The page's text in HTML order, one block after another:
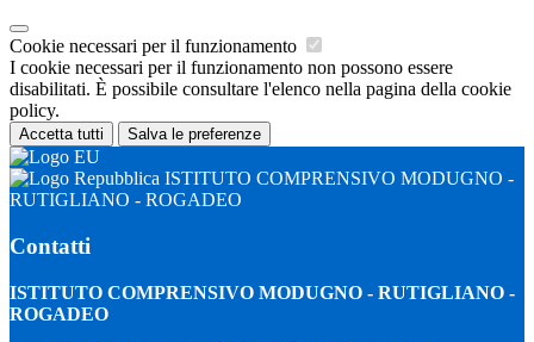
Cookie necessari per il funzionamento
I cookie necessari per il funzionamento non possono essere
disabilitati. È possibile consultare l'elenco nella pagina della cookie
policy.
Accetta tutti Salva le preferenze
ISTITUTO COMPRENSIVO MODUGNO -
RUTIGLIANO - ROGADEO
Contatti
ISTITUTO COMPRENSIVO MODUGNO - RUTIGLIANO -
ROGADEO